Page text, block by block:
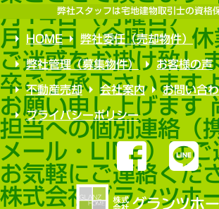
月14日（月曜日）
月18日（金曜日）休
ご迷惑をお掛け致し
卒ご了承下さいます
お願い申し上げます
担当への個別連絡（
メール・LINE）はご
お気軽にご連絡くだ
株式会社グランツホ
弊社スタッフは宅地建物取引士の資格
HOME 弊社委任（売却物件）
弊社管理（募集物件） お客様の声
不動産売却 会社案内 お問い合
プライバシーポリシー